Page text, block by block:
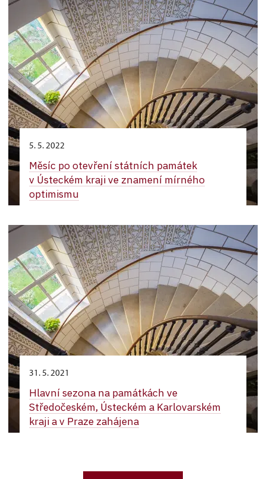
5. 5. 2022
Měsíc po otevření státních památek
v Ústeckém kraji ve znamení mírného
optimismu
31. 5. 2021
Hlavní sezona na památkách ve
Středočeském, Ústeckém a Karlovarském
kraji a v Praze zahájena